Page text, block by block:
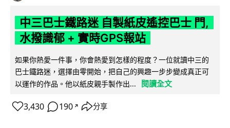
中三巴士鐵路迷 自製紙皮遙控巴士 門,
水撥識郁 + 實時GPS報站
如果你熱愛一件事，你會熱愛到怎樣的程度？一位就讀中三的
巴士鐵路迷，選擇由零開始，把自己的興趣一步步變成真正可
以運作的作品。他以紙皮親手製作出...
閱讀全文
3,430 190 ↗ 分享